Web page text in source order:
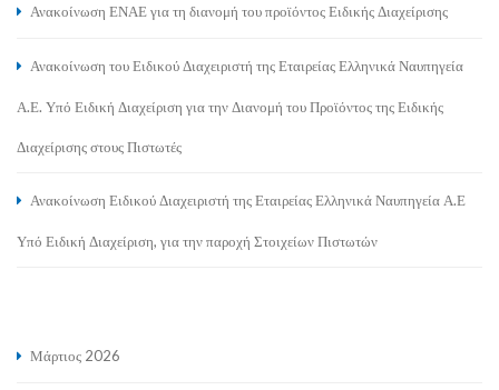
Ανακοίνωση ΕΝΑΕ για τη διανομή του προϊόντος Ειδικής Διαχείρισης
Ανακοίνωση του Ειδικού Διαχειριστή της Εταιρείας Ελληνικά Ναυπηγεία
Α.Ε. Υπό Ειδική Διαχείριση για την Διανομή του Προϊόντος της Ειδικής
Διαχείρισης στους Πιστωτές
Ανακοίνωση Ειδικού Διαχειριστή της Εταιρείας Ελληνικά Ναυπηγεία Α.Ε
Υπό Ειδική Διαχείριση, για την παροχή Στοιχείων Πιστωτών
Μάρτιος 2026